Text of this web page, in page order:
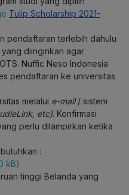
Tulip Scholarship 2021-
pendaftaran terlebih dahulu
diinginkan agar
Nuffic Neso Indonesia
pendaftaran ke universitas
melalui e-mail/ sistem
etc). Konfirmasi
perlu dilampirkan ketika
:
kB)
tinggi Belanda yang